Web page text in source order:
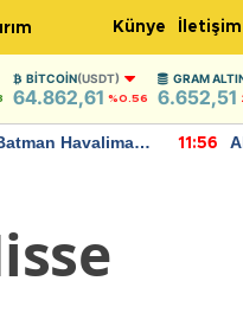
Künye İletişim
BITCOIN(USDT)
64.862,61 %0.56
GRAM
6.652,51
Havalimanı
11:56